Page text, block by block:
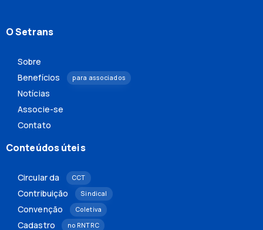
O Setrans
Sobre
Benefícios
para associados
Notícias
Associe-se
Contato
Conteúdos úteis
Circular da CCT
Contribuição Sindical
Convenção Coletiva
Cadastro no RNTRC